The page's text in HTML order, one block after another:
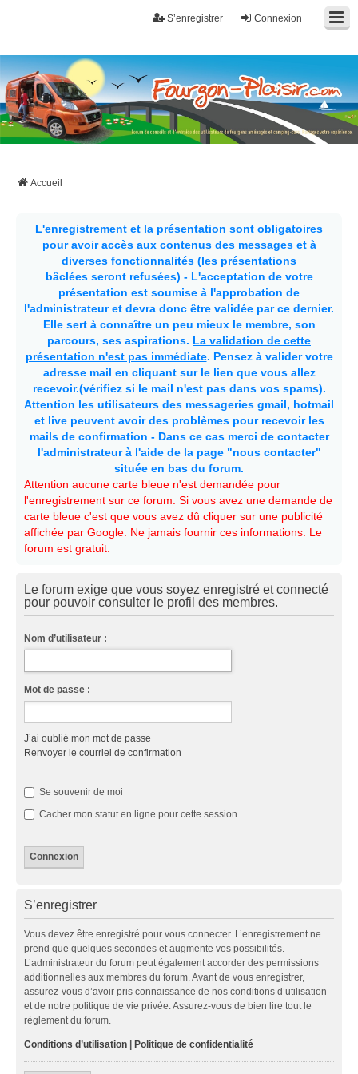
Connexion
S’enregistrer
Fourgon-plaisir.com
Forum de conseils et d'entraide des utilisateurs de fourgons, fourgons
aménagés, vans et de camping-car. Partagez votre expérience.
Accueil
L'enregistrement et la présentation sont obligatoires
pour avoir accès aux contenus des messages et à
diverses fonctionnalités (les présentations
bâclées seront refusées) - L'acceptation de votre
présentation est soumise à l'approbation de
l'administrateur et devra donc être validée par ce dernier.
Elle sert à connaître un peu mieux le membre, son
parcours, ses aspirations. La validation de cette
présentation n'est pas immédiate. Pensez à valider votre
adresse mail en cliquant sur le lien que vous allez
recevoir.(vérifiez si le mail n'est pas dans vos spams).
Attention les utilisateurs des messageries gmail, hotmail
et live peuvent avoir des problèmes pour recevoir les
mails de confirmation - Dans ce cas merci de contacter
l'administrateur à l'aide de la page "nous contacter"
située en bas du forum.
Attention aucune carte bleue n'est demandée pour
l'enregistrement sur ce forum. Si vous avez une demande de
carte bleue c'est que vous avez dû cliquer sur une publicité
affichée par Google. Ne jamais fournir ces informations. Le
forum est gratuit.
Le forum exige que vous soyez enregistré et connecté
pour pouvoir consulter le profil des membres.
Nom d’utilisateur :
Mot de passe :
J’ai oublié mon mot de passe
Renvoyer le courriel de confirmation
Se souvenir de moi
Cacher mon statut en ligne pour cette session
S’enregistrer
Vous devez être enregistré pour vous connecter. L’enregistrement ne
prend que quelques secondes et augmente vos possibilités.
L’administrateur du forum peut également accorder des permissions
additionnelles aux membres du forum. Avant de vous enregistrer,
assurez-vous d’avoir pris connaissance de nos conditions d’utilisation
et de notre politique de vie privée. Assurez-vous de bien lire tout le
règlement du forum.
Conditions d’utilisation Politique de confidentialité